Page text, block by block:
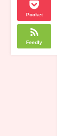
Pocket
Feedly